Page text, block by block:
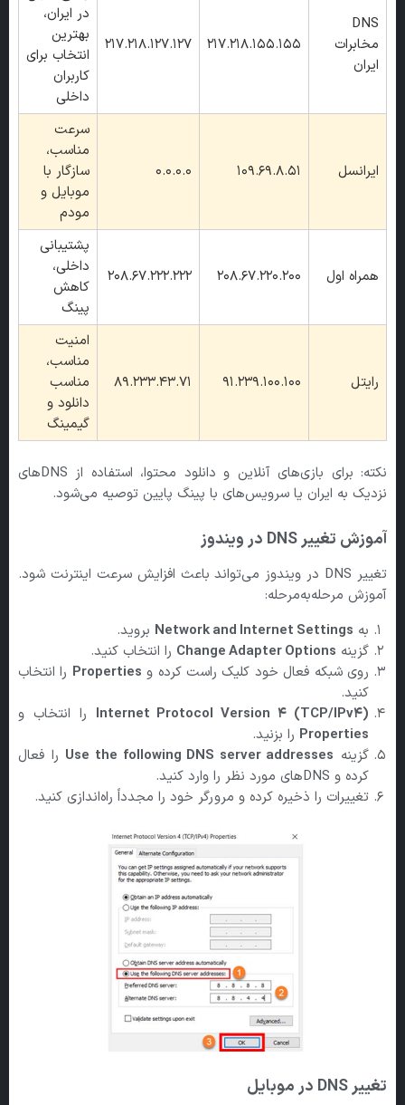
DNS
مخابرات
ایران
217.218.155.155
217.218.127.127
در ایران،
بهترین
انتخاب برای
کاربران
داخلی
ایرانسل 109.69.8.51
0.0.0.0
سرعت
مناسب،
سازگار با
موبایل و
مودم
همراه اول 208.67.220.200
208.67.222.222
پشتیبانی
داخلی،
کاهش
پینگ
رایتل 91.239.100.100
89.233.43.71
امنیت
مناسب،
مناسب
دانلود و
گیمینگ
نکته: برای بازی‌های آنلاین و دانلود محتوا، استفاده از DNSهای
نزدیک به ایران یا سرویس‌های با پینگ پایین توصیه می‌شود.
آموزش تغییر DNS در ویندوز
تغییر DNS در ویندوز می‌تواند باعث افزایش سرعت اینترنت شود.
آموزش مرحله‌به‌مرحله:
به Network and Internet Settings بروید.
گزینه Change Adapter Options را انتخاب کنید.
روی شبکه فعال خود کلیک راست کرده و Properties را انتخاب
کنید.
Internet Protocol Version 4 (TCP/IPv4) را انتخاب و
Properties را بزنید.
گزینه Use the following DNS server addresses را فعال
کرده و DNSهای مورد نظر را وارد کنید.
تغییرات را ذخیره کرده و مرورگر خود را مجدداً راه‌اندازی کنید.
تغییر DNS در موبایل